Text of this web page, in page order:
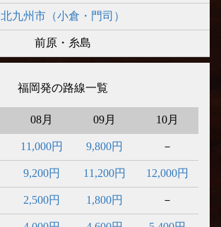
北九州市（小倉・門司）
前原・糸島
福岡発の路線一覧
08月 09月 10月
11,000円 9,800円 －
9,200円 11,200円 12,000円
2,500円 1,800円 －